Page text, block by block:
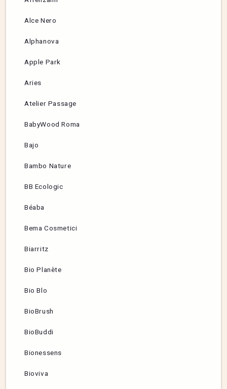
Alce Nero
Alphanova
Apple Park
Aries
Atelier Passage
BabyWood Roma
Bajo
Bambo Nature
BB Ecologic
Béaba
Bema Cosmetici
Biarritz
Bio Planète
Bio Blo
BioBrush
BioBuddi
Bionessens
Bioviva